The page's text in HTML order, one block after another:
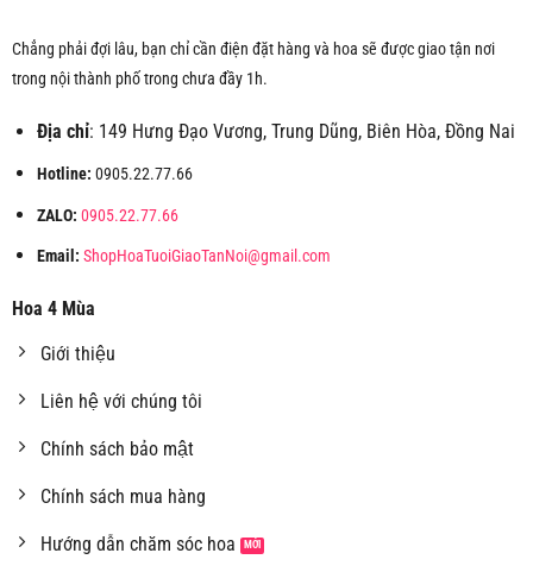
Chẳng phải đợi lâu, bạn chỉ cần điện đặt hàng và hoa sẽ được giao tận nơi
trong nội thành phố trong chưa đầy 1h.
Địa chỉ: 149 Hưng Đạo Vương, Trung Dũng, Biên Hòa, Đồng Nai
Hotline: 0905.22.77.66
ZALO: 0905.22.77.66
Email: ShopHoaTuoiGiaoTanNoi@gmail.com
Hoa 4 Mùa
Giới thiệu
Liên hệ với chúng tôi
Chính sách bảo mật
Chính sách mua hàng
Hướng dẫn chăm sóc hoa